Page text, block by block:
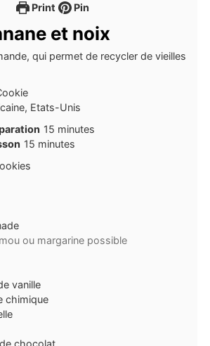
Print Pin
et noix
qui permet de recycler de vieilles
Etats-Unis
15 minutes
minutes
15 minutes
minutes
mou ou margarine possible
vanille
chimique
chocolat